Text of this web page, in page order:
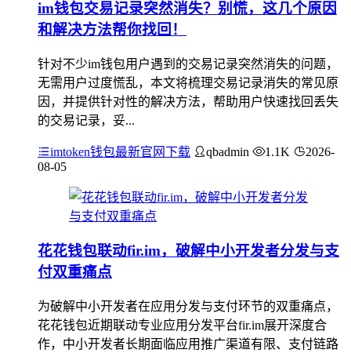
im钱包交易记录突然消失？别慌，这几个原因
和解决方法帮你找回！
针对不少im钱包用户遇到的交易记录突然消失的问题，
无需用户过度慌乱，本文将梳理交易记录消失的常见原
因，并提供针对性的解决方法，帮助用户快速找回丢失
的交易记录，妥...
imtoken钱包最新官网下载 qbadmin 1.1K
2026-
08-05
花花钱包联动fir.im，破解中小开发者分发与支
付双重痛点
为破解中小开发者在应用分发与支付环节的双重痛点，
花花钱包近期联动专业应用分发平台fir.im展开深度合
作，中小开发者长期面临应用推广渠道有限、支付链路